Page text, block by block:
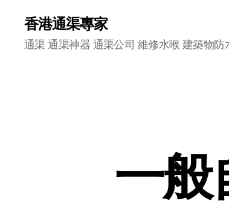
香港通渠專家
通渠 通渠神器 通渠公司 維修水喉 建築物
一般